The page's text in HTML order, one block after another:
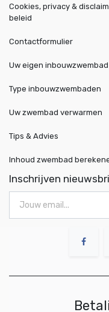
Cookies, privacy &
beleid
Contactformulier
Uw eigen inbouwzwembad
Type inbouwzwembaden
Uw zwembad verwarmen
Tips & Advies
Inhoud zwembad
Inschrijven